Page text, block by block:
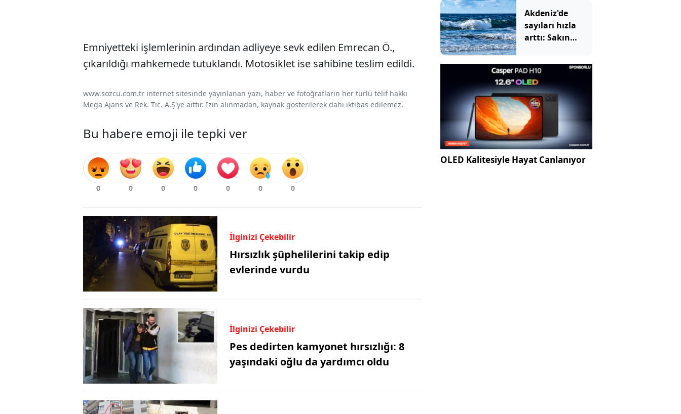
Emniyetteki işlemlerinin ardından adliyeye sevk edilen Emrecan Ö.,
çıkarıldığı mahkemede tutuklandı. Motosiklet ise sahibine teslim edildi.
www.sozcu.com.tr internet sitesinde yayınlanan yazı, haber ve fotoğrafların her türlü telif hakkı
Mega Ajans ve Rek. Tic. A.Ş'ye aittir. İzin alınmadan, kaynak gösterilerek dahi iktibas edilemez.
Bu habere emoji ile tepki ver
İlginizi Çekebilir
Hırsızlık şüphelilerini takip edip
evlerinde vurdu
İlginizi Çekebilir
Pes dedirten kamyonet hırsızlığı: 8
yaşındaki oğlu da yardımcı oldu
Akdeniz'de
sayıları hızla
arttı: Sakın
dokunmayın
zehirliyor
OLED Kalitesiyle Hayat Canlanıyor